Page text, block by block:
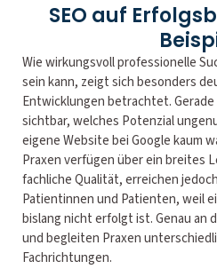
SEO auf
Wie wirkungsvoll professionelle
sein kann, zeigt sich besonders
Entwicklungen betrachtet.
sichtbar, welches Potenzial
eigene Website bei Google kaum
Praxen verfügen über ein breites
fachliche Qualität, erreichen
Patientinnen und Patienten, weil
bislang nicht erfolgt ist. Genau an
und begleiten Praxen
Fachrichtungen.